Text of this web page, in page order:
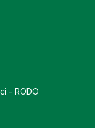
- RODO